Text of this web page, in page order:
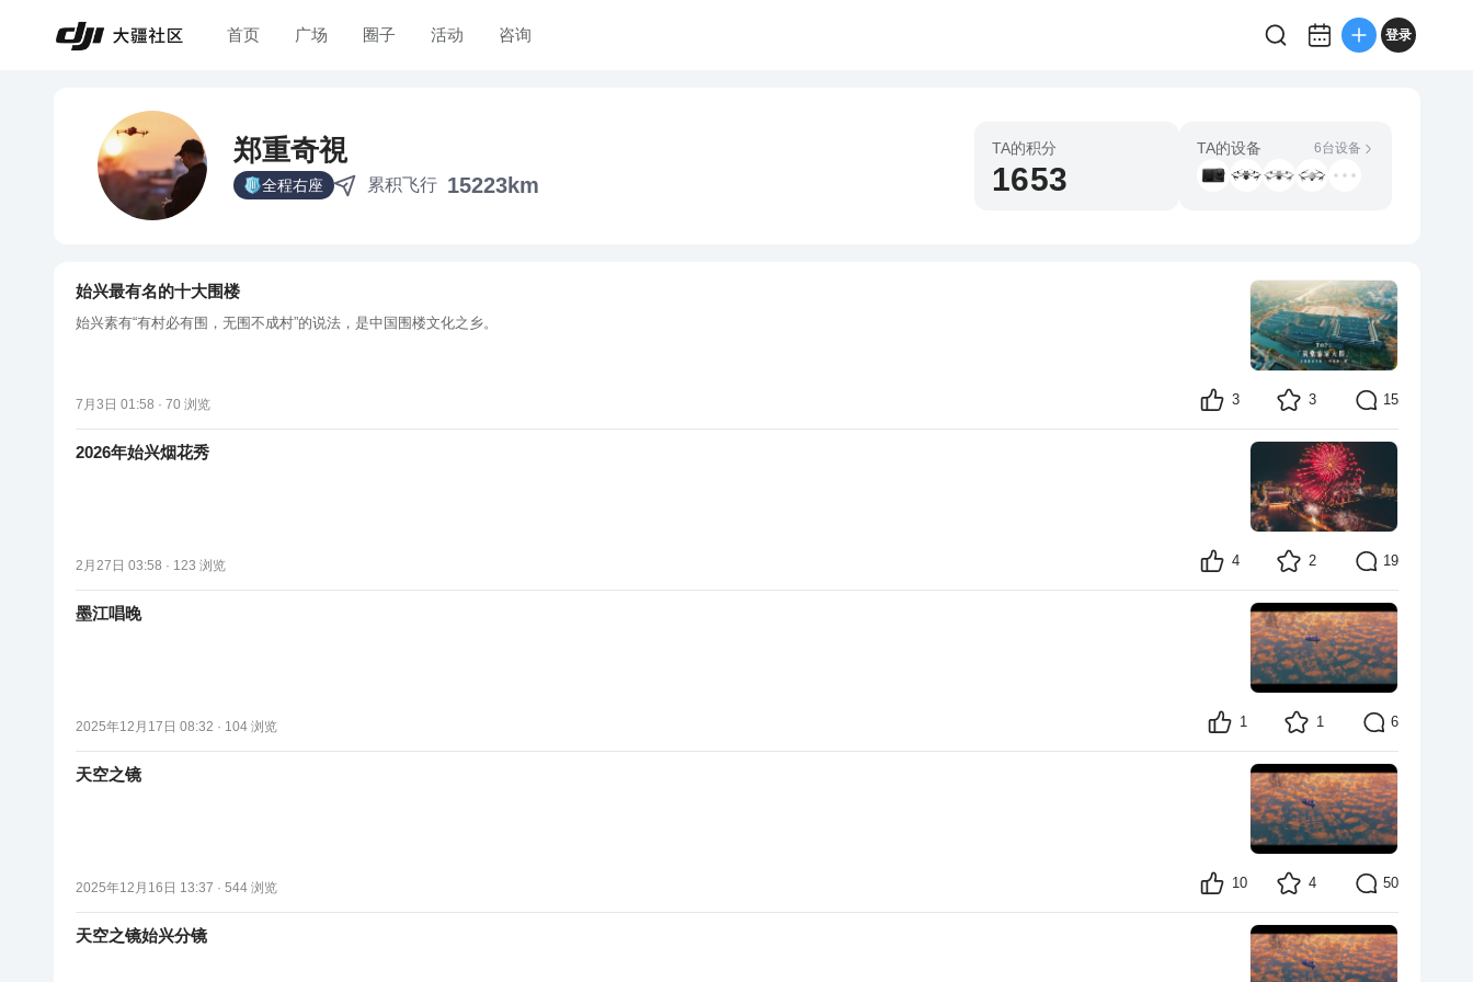
首页 广场 圈子 活动 咨询 登录
郑重奇視
全程右座 累积飞行 15223km
TA的积分
1653
TA的设备 6台设备
始兴最有名的十大围楼
始兴素有“有村必有围，无围不成村”的说法，是中国围楼文化之乡。
7月3日 01:58 · 70 浏览 3 3 15
2026年始兴烟花秀
2月27日 03:58 · 123 浏览 4 2 19
墨江唱晚
2025年12月17日 08:32 · 104 浏览 1 1 6
天空之镜
2025年12月16日 13:37 · 544 浏览 10 4 50
天空之镜始兴分镜